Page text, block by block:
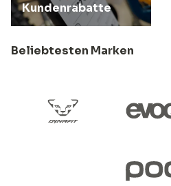
Kundenrabatte
Beliebtesten Marken